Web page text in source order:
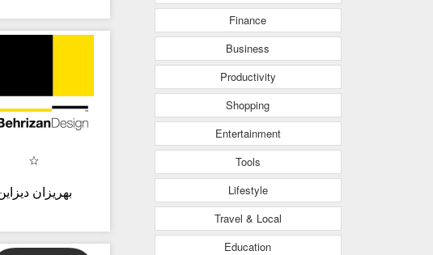
بهریزان
Finance
Business
Productivity
Shopping
Entertainment
Tools
Lifestyle
Travel & Local
Education